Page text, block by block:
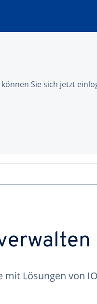
Sie sich jetzt
mit Lösungen von